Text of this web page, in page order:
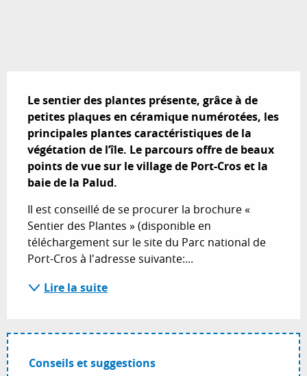
Le sentier des plantes présente, grâce à de
petites plaques en céramique numérotées, les
principales plantes caractéristiques de la
végétation de l’île. Le parcours offre de beaux
points de vue sur le village de Port-Cros et la
baie de la Palud.
Il est conseillé de se procurer la brochure «
Sentier des Plantes » (disponible en
téléchargement sur le site du Parc national de
Port-Cros à l'adresse suivante:...
Lire la suite
Conseils et suggestions